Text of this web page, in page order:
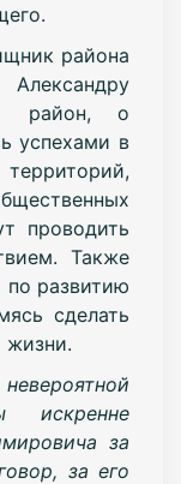
района
район, о
успехами в
проводить
Также
по развитию
сделать
жизни.
за
за его